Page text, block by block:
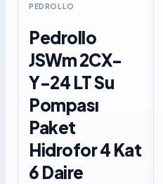
PEDROLLO
Pedrollo
JSWm 2CX-
Y-24 LT Su
Pompası
Paket
Hidrofor 4 Kat
6 Daire